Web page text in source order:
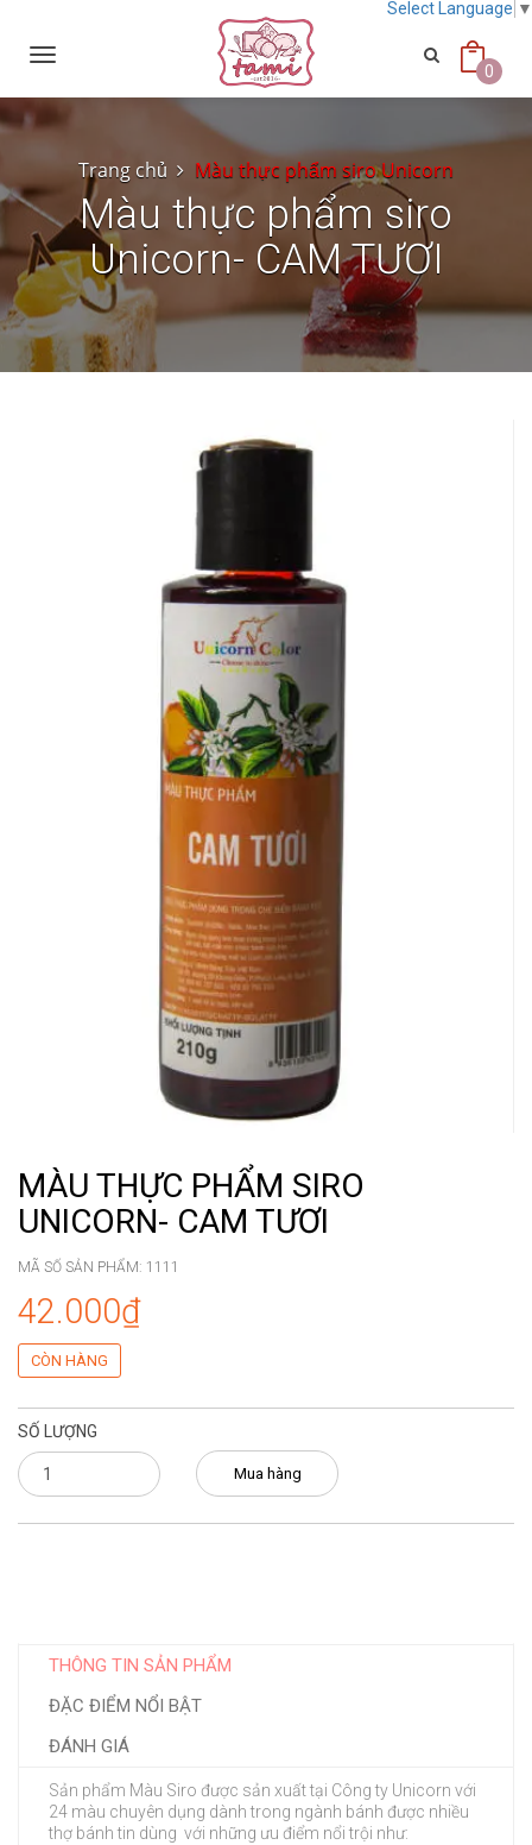
Select Language ▼
0
Toggle
Trang chủ Màu thực phẩm siro Unicorn
Màu thực phẩm siro
Unicorn- CAM TƯƠI
MÀU THỰC PHẨM SIRO
UNICORN- CAM TƯƠI
MÃ SỐ SẢN PHẨM: 1111
42.000₫
CÒN HÀNG
SỐ LƯỢNG
Mua hàng
THÔNG TIN SẢN PHẨM
ĐẶC ĐIỂM NỔI BẬT
ĐÁNH GIÁ
Sản phẩm Màu Siro được sản xuất tại Công ty Unicorn với
24 màu chuyên dụng dành trong ngành bánh được nhiều
thợ bánh tin dùng với những ưu điểm nổi trội như: